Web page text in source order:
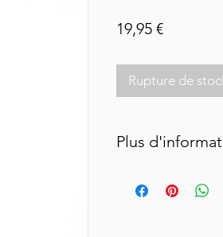
19,95 €Prix
Rupture de
Plus
Ingrédients et